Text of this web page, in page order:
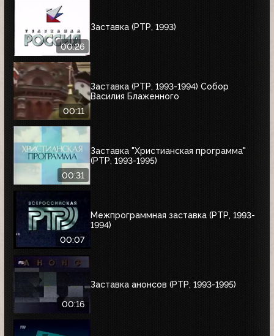
00:26
Заставка (РТР, 1993)
00:11
Заставка (РТР, 1993-1994) Собор
Василия Блаженного
00:31
Заставка "Христианская программа"
(РТР, 1993-1995)
00:07
Межпрограммная заставка (РТР, 1993-
1994)
00:16
Заставка анонсов (РТР, 1993-1995)